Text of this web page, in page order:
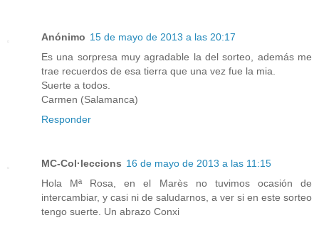
Anónimo 15 de mayo de 2013 a las 20:17
Es una sorpresa muy agradable la del sorteo, además me
trae recuerdos de esa tierra que una vez fue la mia.
Suerte a todos.
Carmen (Salamanca)
Responder
MC-Col·leccions 16 de mayo de 2013 a las 11:15
Hola Mª Rosa, en el Marès no tuvimos ocasión de
intercambiar, y casi ni de saludarnos, a ver si en este sorteo
tengo suerte. Un abrazo Conxi